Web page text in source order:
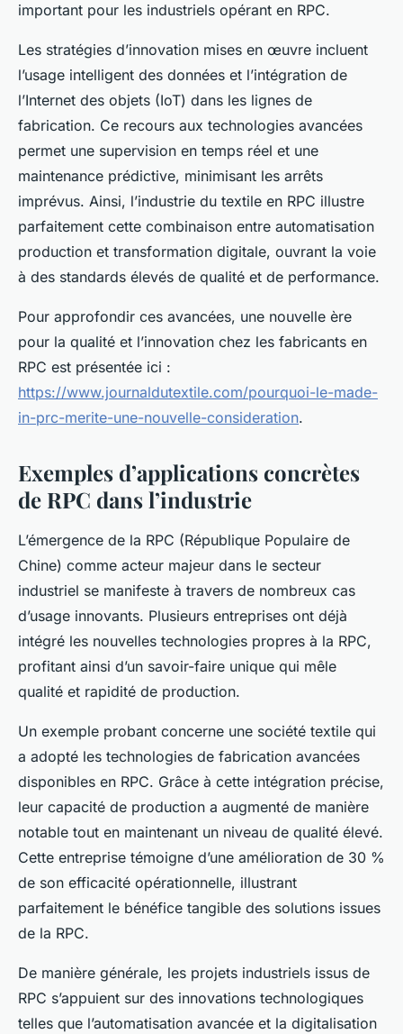
important pour les industriels opérant en RPC.
Les stratégies d’innovation mises en œuvre incluent
l’usage intelligent des données et l’intégration de
l’Internet des objets (IoT) dans les lignes de
fabrication. Ce recours aux technologies avancées
permet une supervision en temps réel et une
maintenance prédictive, minimisant les arrêts
imprévus. Ainsi, l’industrie du textile en RPC illustre
parfaitement cette combinaison entre automatisation
production et transformation digitale, ouvrant la voie
à des standards élevés de qualité et de performance.
Pour approfondir ces avancées, une nouvelle ère
pour la qualité et l’innovation chez les fabricants en
RPC est présentée ici :
https://www.journaldutextile.com/pourquoi-le-made-
in-prc-merite-une-nouvelle-consideration.
Exemples d’applications concrètes
de RPC dans l’industrie
L’émergence de la RPC (République Populaire de
Chine) comme acteur majeur dans le secteur
industriel se manifeste à travers de nombreux cas
d’usage innovants. Plusieurs entreprises ont déjà
intégré les nouvelles technologies propres à la RPC,
profitant ainsi d’un savoir-faire unique qui mêle
qualité et rapidité de production.
Un exemple probant concerne une société textile qui
a adopté les technologies de fabrication avancées
disponibles en RPC. Grâce à cette intégration précise,
leur capacité de production a augmenté de manière
notable tout en maintenant un niveau de qualité élevé.
Cette entreprise témoigne d’une amélioration de 30 %
de son efficacité opérationnelle, illustrant
parfaitement le bénéfice tangible des solutions issues
de la RPC.
De manière générale, les projets industriels issus de
RPC s’appuient sur des innovations technologiques
telles que l’automatisation avancée et la digitalisation